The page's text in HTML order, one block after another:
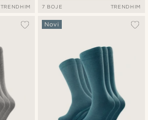
TRENDHIM 7 BOJE TRENDHIM
Novi